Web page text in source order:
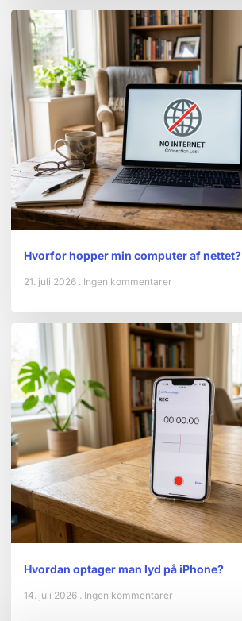
Hvorfor hopper min computer af nettet?
21. juli 2026 Ingen kommentarer
Hvordan optager man lyd på iPhone?
14. juli 2026 Ingen kommentarer